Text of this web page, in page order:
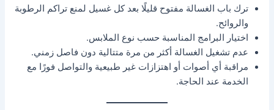
ترك باب الغسالة مفتوح قليلًا بعد كل غسيل لمنع تراكم الرطوبة
والروائح.
اختيار البرامج المناسبة حسب نوع الملابس.
عدم تشغيل الغسالة أكثر من مرة متتالية دون فاصل زمني.
مراقبة أي أصوات أو اهتزازات غير طبيعية والتواصل فورًا مع
الخدمة عند الحاجة.